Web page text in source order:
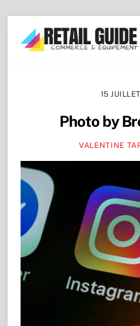
content
15
Photo by
VALENTINE